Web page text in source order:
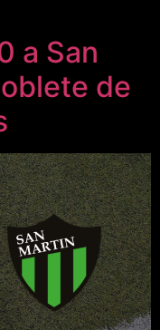
a San
de